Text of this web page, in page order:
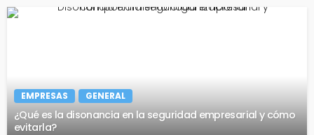
EMPRESAS GENERAL
¿Qué es la disonancia en la seguridad empresarial y cómo
evitarla?